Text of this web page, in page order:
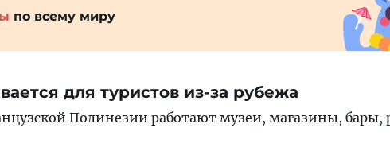
по всему миру
для туристов из-за рубежа
Полинезии работают музеи, магазины, бары,